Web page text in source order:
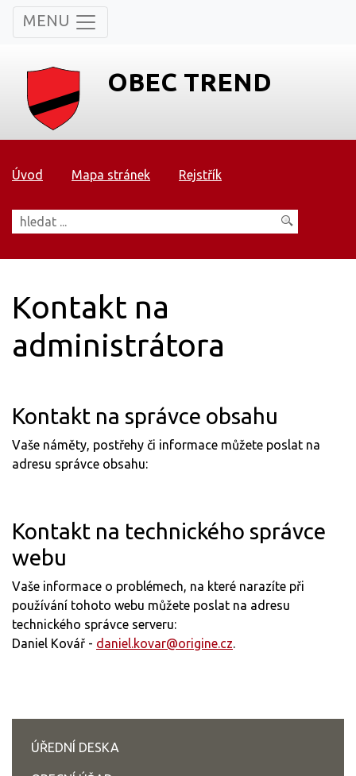
MENU
OBEC TREND
Úvod Mapa stránek Rejstřík
Kontakt na
administrátora
Kontakt na správce obsahu
Vaše náměty, postřehy či informace můžete poslat na
adresu správce obsahu:
Kontakt na technického správce
webu
Vaše informace o problémech, na které narazíte při
používání tohoto webu můžete poslat na adresu
technického správce serveru:
Daniel Kovář - daniel.kovar@origine.cz.
ÚŘEDNÍ DESKA